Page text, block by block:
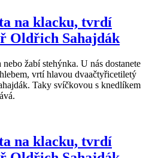
na klacku, tvrdí
Oldřich Sahajdák
žabí stehýnka. U nás dostanete
vrtí hlavou dvaačtyřicetiletý
Taky svíčkovou s knedlíkem
na klacku, tvrdí